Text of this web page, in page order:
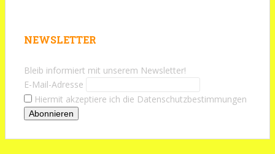
NEWSLETTER
Bleib informiert mit unserem Newsletter!
E-Mail-Adresse
Hiermit akzeptiere ich die Datenschutzbestimmungen